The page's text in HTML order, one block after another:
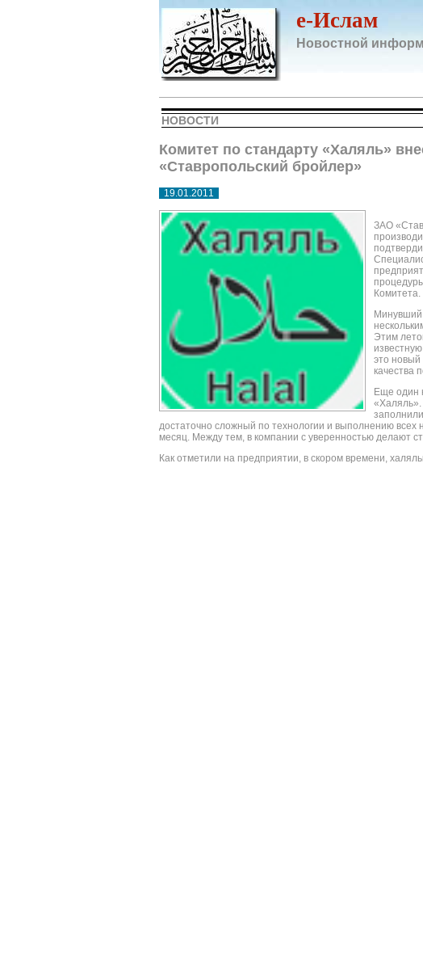
e-Ислам
Новостной
НОВОСТИ
Комитет по стандарту «Халяль»
«Ставропольский бройлер»
19.01.2011
ЗАО
Комитета.
Минувший
Этим
это новый
качества
Еще один
достаточно сложный по технологии и выполнению всех
месяц. Между тем, в компании с уверенностью делают
Как отметили на предприятии, в скором времени,